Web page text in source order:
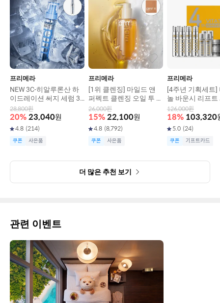
프리메라
NEW 3C-히알루론산 하
이드레이션 써지 세럼 30
g
28,800원
20% 23,040원
4.8 (214)
쿠폰 사은품
프리메라
[1위 클렌징] 마일드 앤
퍼펙트 클렌징 오일 투 폼
200ml
26,000원
15% 22,100원
4.8 (8,792)
쿠폰 사은품
프리메라
[4주년 기획세트]
놀 바운시 리프트
0G X4입
126,000원
18% 103,320
5.0 (24)
쿠폰 기프트카드
더 많은 추천 보기
관련 이벤트